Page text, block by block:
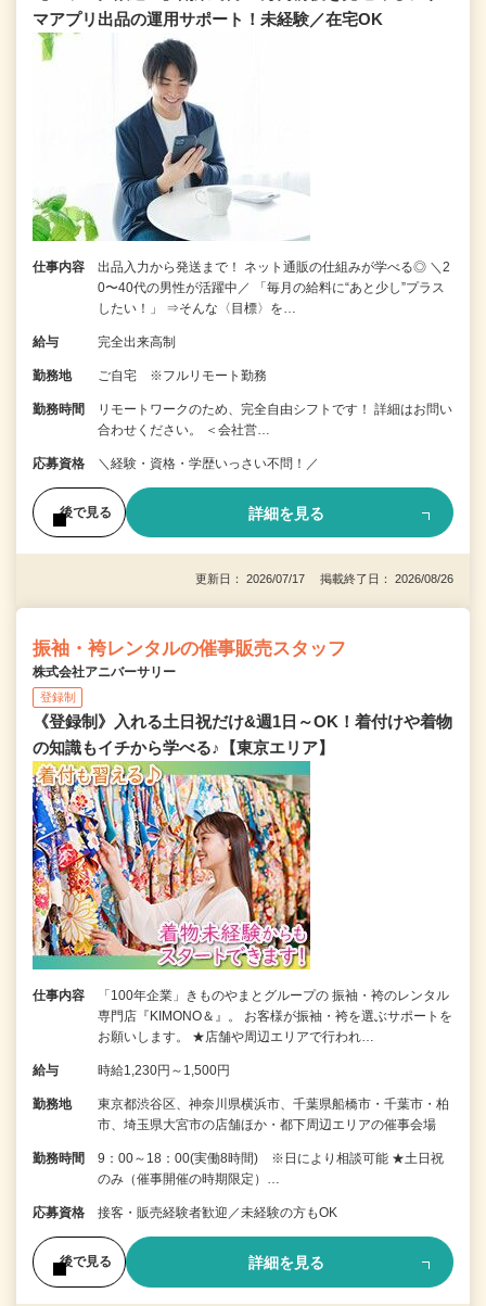
マアプリ出品の運用サポート！未経験／在宅OK
仕事内容
出品入力から発送まで！ ネット通販の仕組みが学べる◎ ＼2
0〜40代の男性が活躍中／ 「毎月の給料に“あと少し”プラス
したい！」 ⇒そんな〈目標〉を…
給与 完全出来高制
勤務地 ご自宅 ※フルリモート勤務
勤務時間
リモートワークのため、完全自由シフトです！ 詳細はお問い
合わせください。 ＜会社営…
応募資格 ＼経験・資格・学歴いっさい不問！／
後で見る 詳細を見る
更新日： 2026/07/17 掲載終了日： 2026/08/26
振袖・袴レンタルの催事販売スタッフ
株式会社アニバーサリー
登録制
《登録制》入れる土日祝だけ&週1日～OK！着付けや着物
の知識もイチから学べる♪【東京エリア】
仕事内容
「100年企業」きものやまとグループの 振袖・袴のレンタル
専門店『KIMONO＆』。 お客様が振袖・袴を選ぶサポートを
お願いします。 ★店舗や周辺エリアで行われ…
給与 時給1,230円～1,500円
勤務地
東京都渋谷区、神奈川県横浜市、千葉県船橋市・千葉市・柏
市、埼玉県大宮市の店舗ほか・都下周辺エリアの催事会場
勤務時間
9：00～18：00(実働8時間) ※日により相談可能 ★土日祝
のみ（催事開催の時期限定）…
応募資格 接客・販売経験者歓迎／未経験の方もOK
後で見る 詳細を見る